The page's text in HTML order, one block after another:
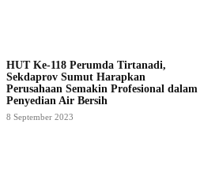
HUT Ke-118 Perumda Tirtanadi,
Sekdaprov Sumut Harapkan
Perusahaan Semakin Profesional dalam
Penyedian Air Bersih
8 September 2023